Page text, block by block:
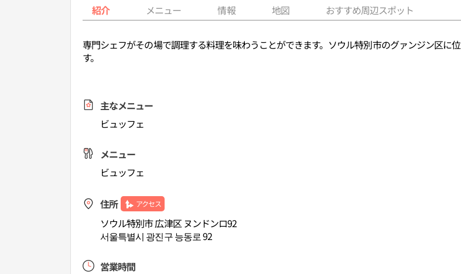
紹介 メニュー 情報 地図 おすすめ周辺スポット
専門シェフがその場で調理する料理を味わうことができます。ソウル特別市のグァンジン区に
す。
主なメニュー
ビュッフェ
メニュー
ビュッフェ
住所 アクセス
ソウル特別市 広津区 ヌンドンロ92
서울특별시 광진구 능동로 92
営業時間